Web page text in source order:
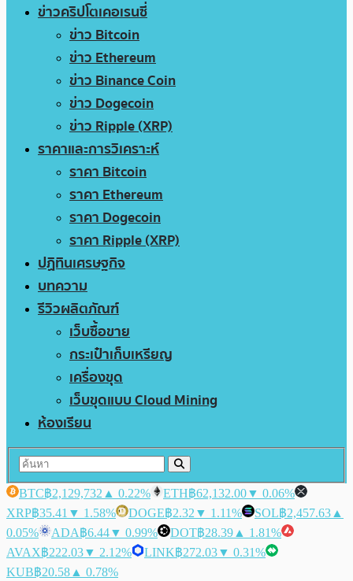
ข่าวคริปโตเคอเรนซี่
ข่าว Bitcoin
ข่าว Ethereum
ข่าว Binance Coin
ข่าว Dogecoin
ข่าว Ripple (XRP)
ราคาและการวิเคราะห์
ราคา Bitcoin
ราคา Ethereum
ราคา Dogecoin
ราคา Ripple (XRP)
ปฏิทินเศรษฐกิจ
บทความ
รีวิวผลิตภัณฑ์
เว็บซื้อขาย
กระเป๋าเก็บเหรียญ
เครื่องขุด
เว็บขุดแบบ Cloud Mining
ห้องเรียน
BTC฿2,129,732 ▲ 0.22% ETH฿62,132.00▼ 0.06%
XRP฿35.41 ▼ 1.58% DOGE฿2.32 ▼ 1.11% SOL฿2,457.63 ▲
0.05%
ADA฿6.44▼ 0.99% DOT฿28.39 ▲ 1.81%
AVAX฿222.03▼ 2.12% LINK฿272.03▼ 0.31%
KUB฿20.58 ▲ 0.78%